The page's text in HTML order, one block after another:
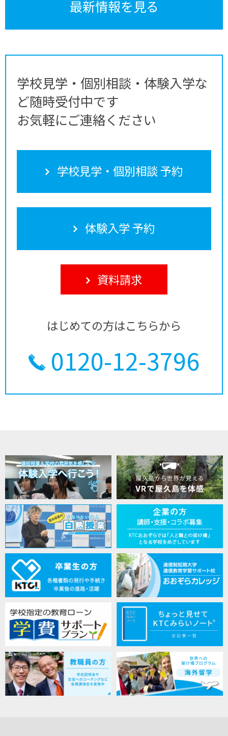
最新情報を見る
学校見学・個別相談・体験入学な
ど随時受付中です
お気軽にご連絡ください
学校見学・個別相談 予約
体験入学 予約
資料請求
はじめての方はこちらから
0120-12-3796